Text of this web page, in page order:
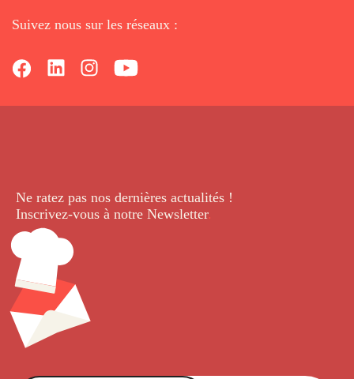
Suivez nous sur les réseaux :
Ne ratez pas nos dernières actualités !
Inscrivez-vous à notre Newsletter.